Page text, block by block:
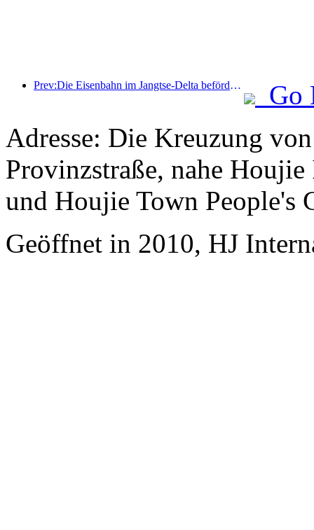
Prev:Die Eisenbahn im Jangtse-Delta beförderte während der Maifeiertage über 21,38 Millionen Fahrgäste.
Go
Adresse: Die Kreuzung
Provinzstraße, nahe
und Houjie Town People's
Geöffnet in 2010, HJ